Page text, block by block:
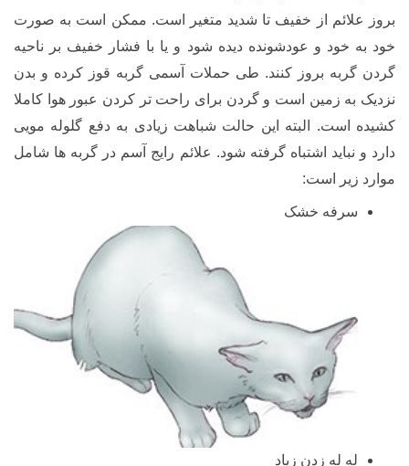
بروز علائم از خفیف تا شدید متغیر است. ممکن است به صورت
خود به خود و عودشونده دیده شود و یا با فشار خفیف بر ناحیه
گردن گربه بروز کنند. طی حملات آسمی گربه قوز کرده و بدن
نزدیک به زمین است و گردن برای راحت تر کردن عبور هوا کاملا
کشیده است. البته این حالت شباهت زیادی به دفع گلوله مویی
دارد و نباید اشتباه گرفته شود. علائم رایج آسم در گربه ها شامل
موارد زیر است:
سرفه خشک
له له زدن زیاد